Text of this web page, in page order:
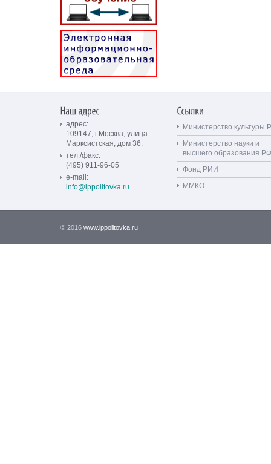
адрес:
109147, г.Москва, улица
Марксистская, дом 36.
тел./факс:
(495) 911-96-05
e-mail:
info@ippolitovka.ru
Министерство культуры
Министерство науки и
высшего образования РФ
Фонд РИИ
ММКО
© 2016 www.ippolitovka.ru